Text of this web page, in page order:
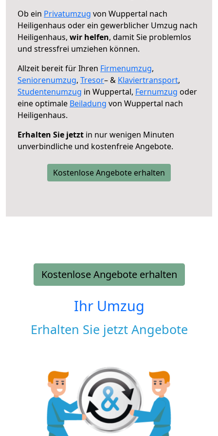
Ob ein Privatumzug von Wuppertal nach
Heiligenhaus oder ein gewerblicher Umzug nach
Heiligenhaus, wir helfen, damit Sie problemlos
und stressfrei umziehen können.
Allzeit bereit für Ihren Firmenumzug,
Seniorenumzug, Tresor– & Klaviertransport,
Studentenumzug in Wuppertal, Fernumzug oder
eine optimale Beiladung von Wuppertal nach
Heiligenhaus.
Erhalten Sie jetzt in nur wenigen Minuten
unverbindliche und kostenfreie Angebote.
Kostenlose Angebote erhalten
Kostenlose Angebote erhalten
Ihr Umzug
Erhalten Sie jetzt Angebote